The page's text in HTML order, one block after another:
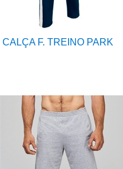
CALÇA F. TREINO PARK